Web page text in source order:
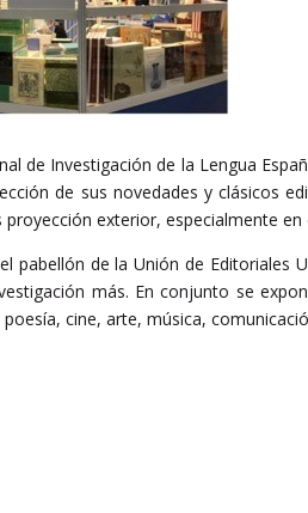
de Investigación de la Lengua
de sus novedades y clásicos
exterior, especialmente
pabellón de la Unión de Editoriales
más. En conjunto se
cine, arte, música,